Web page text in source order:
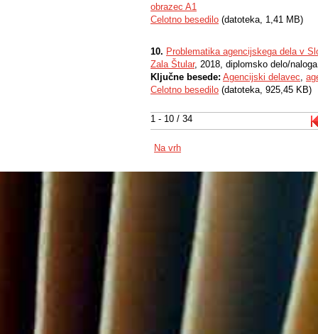
1 - 10 / 34
obrazec A1
Celotno besedilo (datoteka, 1,41 MB)
10. Problematika agencijskega dela v
Zala Štular, 2018, diplomsko delo/naloga
Ključne besede: Agencijski delavec,
Celotno besedilo (datoteka, 925,45 KB)
Na vrh